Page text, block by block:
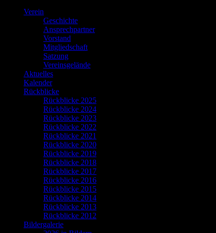
Verein
Geschichte
Ansprechpartner
Vorstand
Mitgliedschaft
Satzung
Vereinsgelände
Aktuelles
Kalender
Rückblicke
Rückblicke 2025
Rückblicke 2024
Rückblicke 2023
Rückblicke 2022
Rückblicke 2021
Rückblicke 2020
Rückblicke 2019
Rückblicke 2018
Rückblicke 2017
Rückblicke 2016
Rückblicke 2015
Rückblicke 2014
Rückblicke 2013
Rückblicke 2012
Bildergalerie